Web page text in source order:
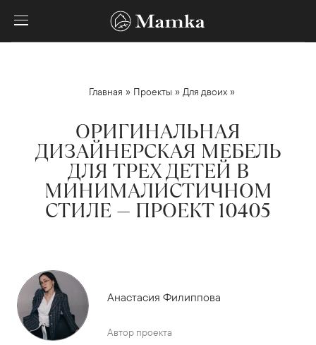
Главная » Проекты » Для двоих»
ОРИГИНАЛЬНАЯ
ДИЗАЙНЕРСКАЯ МЕБЕЛЬ
ДЛЯ ТРЕХ ДЕТЕЙ В
МИНИМАЛИСТИЧНОМ
СТИЛЕ — ПРОЕКТ 10405
Анастасия Филиппова
Автор проекта